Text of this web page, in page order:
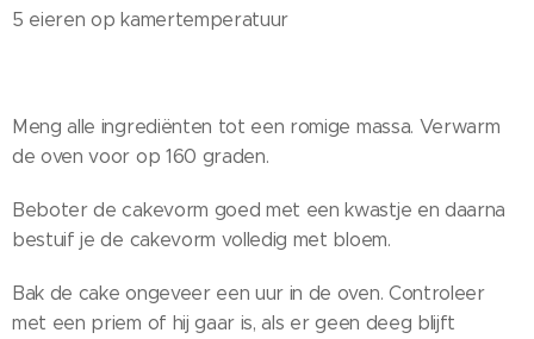
5 eieren op kamertemperatuur
Meng alle ingrediënten tot een romige massa. Verwarm
de oven voor op 160 graden.
Beboter de cakevorm goed met een kwastje en daarna
bestuif je de cakevorm volledig met bloem.
Bak de cake ongeveer een uur in de oven. Controleer
met een priem of hij gaar is, als er geen deeg blijft